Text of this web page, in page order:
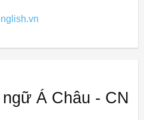
Á Châu - CN